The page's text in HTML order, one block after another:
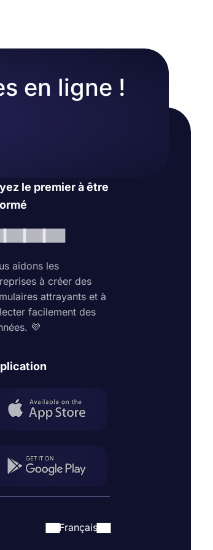
en ligne !
le premier à être
aidons les
à créer des
attrayants et à
facilement des
💜
Français